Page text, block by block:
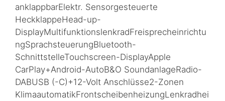
anklappbarElektr. Sensorgesteuerte
HeckklappeHead-up-
DisplayMultifunktionslenkradFreisprecheinrichtu
ngSprachsteuerungBluetooth-
SchnittstelleTouchscreen-DisplayApple
CarPlay+Android-AutoB&O SoundanlageRadio-
DABUSB (-C)+12-Volt Anschlüsse2-Zonen
KlimaautomatikFrontscheibenheizungLenkradhei